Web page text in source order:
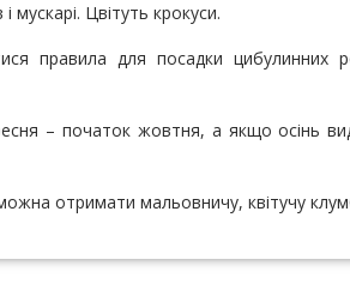
мускарі. Цвітуть крокуси.
правила для посадки цибулинних
– початок жовтня, а якщо осінь
отримати мальовничу, квітучу